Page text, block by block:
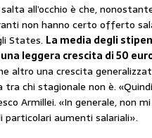
salta all’occhio è che,
non hanno certo offerto
States. La media degli
leggera crescita di 50
altro una crescita
tra chi stagionale non è.
Armillei. «In generale, non
particolari aumenti salariali».